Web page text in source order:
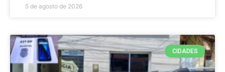
5 de agosto de 2026
CIDADES